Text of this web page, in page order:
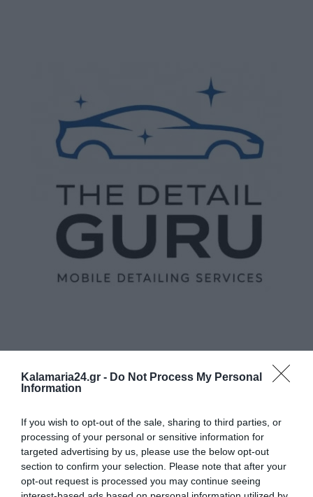
Kalamaria24.gr - Do Not Process My Personal
Information
If you wish to opt-out of the sale, sharing to third parties, or
processing of your personal or sensitive information for
targeted advertising by us, please use the below opt-out
section to confirm your selection. Please note that after your
opt-out request is processed you may continue seeing